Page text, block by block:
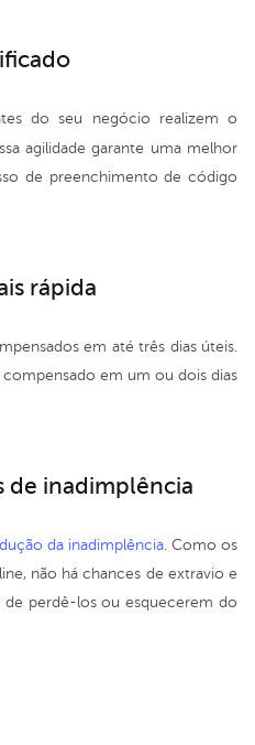
do seu negócio realizem o
agilidade garante uma melhor
de preenchimento de código
rápida
em até três dias úteis.
em um ou dois dias
de inadimplência
da inadimplência. Como os
não há chances de extravio e
perdê-los ou esquecerem do